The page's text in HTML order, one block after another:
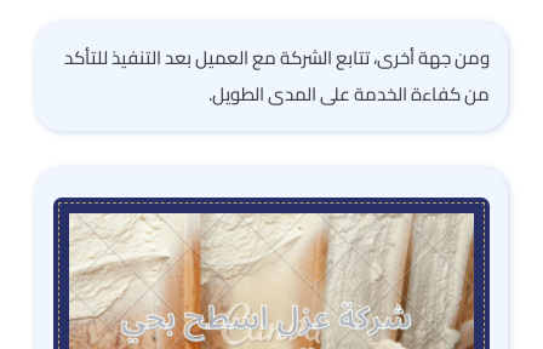
ومن جهة أخرى، تتابع الشركة مع العميل بعد التنفيذ للتأكد
من كفاءة الخدمة على المدى الطويل.